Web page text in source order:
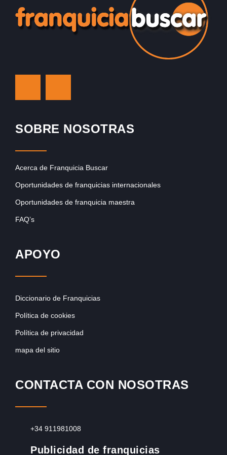
SOBRE NOSOTRAS
Acerca de Franquicia Buscar
Oportunidades de franquicias internacionales
Oportunidades de franquicia maestra
FAQ’s
APOYO
Diccionario de Franquicias
Política de cookies
Política de privacidad
mapa del sitio
CONTACTA CON NOSOTRAS
+34 911981008
Publicidad de franquicias